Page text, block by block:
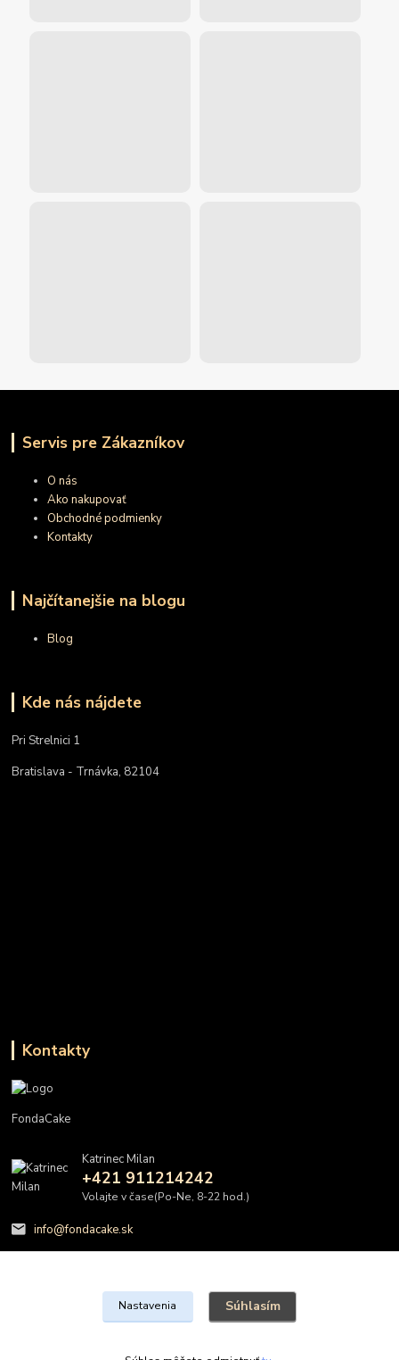
Servis pre Zákazníkov
O nás
Ako nakupovať
Obchodné podmienky
Kontakty
Najčítanejšie na blogu
Blog
Kde nás nájdete
Pri Strelnici 1
Bratislava - Trnávka, 82104
Kontakty
FondaCake
Katrinec Milan
+421 911214242
Volajte v čase(Po-Ne, 8-22 hod.)
info@fondacake.sk
Nastavenia Súhlasím